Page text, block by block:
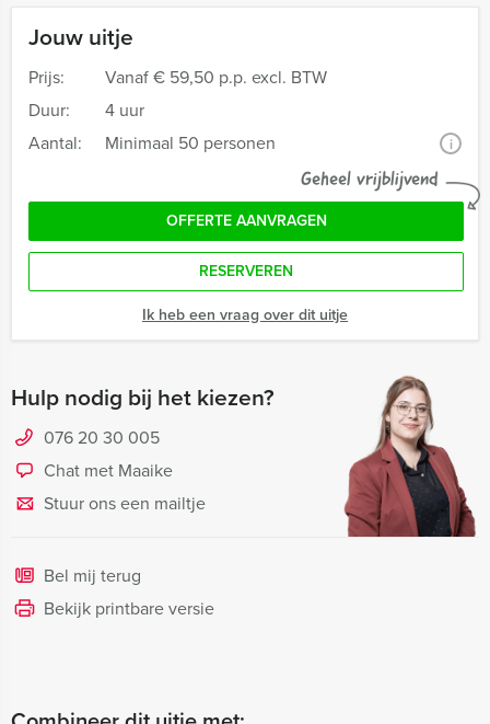
Jouw uitje
Prijs: Vanaf€ 59,50 p.p. excl. BTW
Duur:
4 uur
Aantal:
Minimaal 50 personen i
Geheel vrijblijvend
OFFERTE AANVRAGEN
RESERVEREN
Ik heb een vraag over dit uitje
Hulp nodig bij het kiezen?
076 20 30 005
Chat met Maaike
Stuur ons een mailtje
Bel mij terug
Bekijk printbare versie